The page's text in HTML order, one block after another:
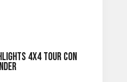
4X4 Tour con